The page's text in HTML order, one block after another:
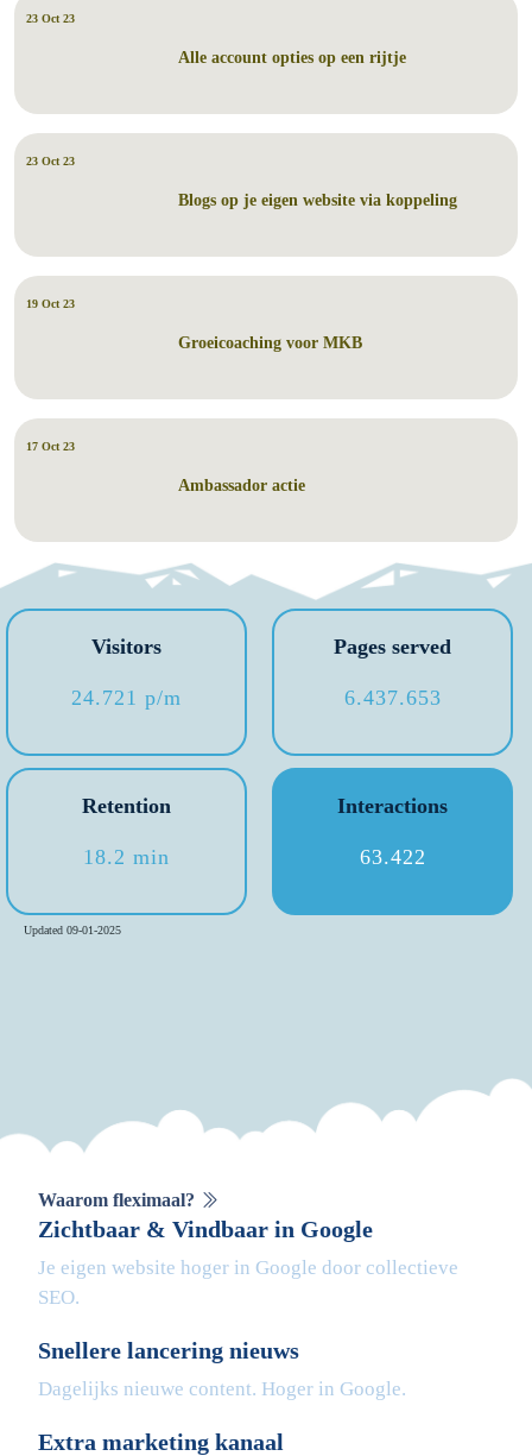
23 Oct 23
Alle account opties op een rijtje
23 Oct 23
Blogs op je eigen website via koppeling
19 Oct 23
Groeicoaching voor MKB
17 Oct 23
Ambassador actie
Visitors
24.721 p/m
Pages served
6.437.653
Retention
18.2 min
Interactions
63.422
Updated 09-01-2025
Waarom fleximaal?
Zichtbaar & Vindbaar in Google
Je eigen website hoger in Google door collectieve
SEO.
Snellere lancering nieuws
Dagelijks nieuwe content. Hoger in Google.
Extra marketing kanaal